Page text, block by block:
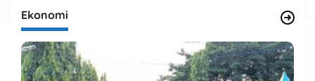
Ekonomi